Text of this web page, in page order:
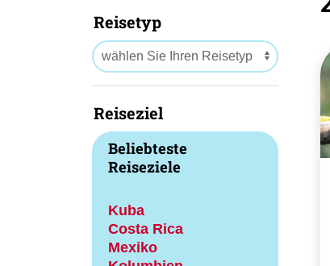
Reisetyp
Reiseziel
Beliebteste
Reiseziele
Kuba
Costa Rica
Mexiko